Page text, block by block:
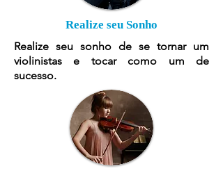
Realize seu Sonho
Realize seu sonho de se tornar um
violinistas e tocar como um de
sucesso.